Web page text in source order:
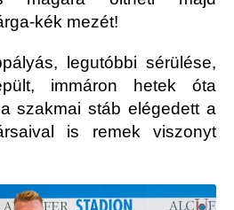
kék mezét!
legutóbbi sérülése,
immáron hetek óta
szakmai stáb elégedett a
is remek viszonyt